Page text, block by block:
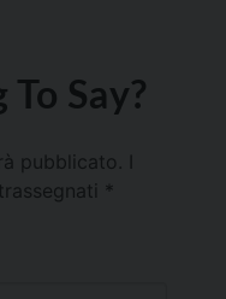
Say?
pubblicato.
*